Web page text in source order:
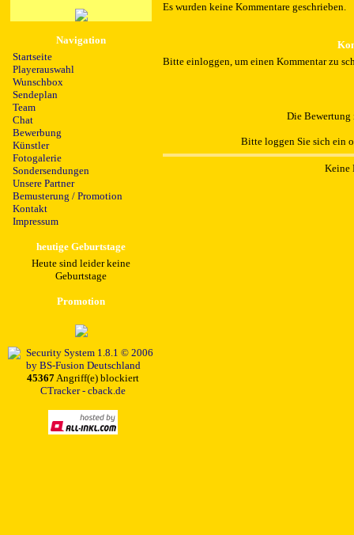
Navigation
Startseite
Playerauswahl
Wunschbox
Sendeplan
Team
Chat
Bewerbung
Künstler
Fotogalerie
Sondersendungen
Unsere Partner
Bemusterung / Promotion
Kontakt
Impressum
heutige Geburtstage
Heute sind leider keine
Geburtstage
Promotion
45367Angriff(e) blockiert
CTracker - cback.de
Es wurden keine Kommentare geschrieben.
Bitte einloggen, um einen Kommentar zu
Die
Bitte loggen Sie sich ein
Keine